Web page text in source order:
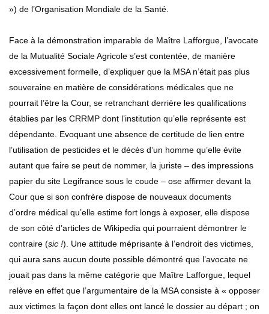
») de l’Organisation Mondiale de la Santé.
Face à la démonstration imparable de Maître Lafforgue, l’avocate
de la Mutualité Sociale Agricole s’est contentée, de manière
excessivement formelle, d’expliquer que la MSA n’était pas plus
souveraine en matière de considérations médicales que ne
pourrait l’être la Cour, se retranchant derrière les qualifications
établies par les CRRMP dont l’institution qu’elle représente est
dépendante. Evoquant une absence de certitude de lien entre
l’utilisation de pesticides et le décès d’un homme qu’elle évite
autant que faire se peut de nommer, la juriste – des impressions
papier du site Legifrance sous le coude – ose affirmer devant la
Cour que si son confrère dispose de nouveaux documents
d’ordre médical qu’elle estime fort longs à exposer, elle dispose
de son côté d’articles de Wikipedia qui pourraient démontrer le
contraire (sic !). Une attitude méprisante à l’endroit des victimes,
qui aura sans aucun doute possible démontré que l’avocate ne
jouait pas dans la même catégorie que Maître Lafforgue, lequel
relève en effet que l’argumentaire de la MSA consiste à « opposer
aux victimes la façon dont elles ont lancé le dossier au départ ; on